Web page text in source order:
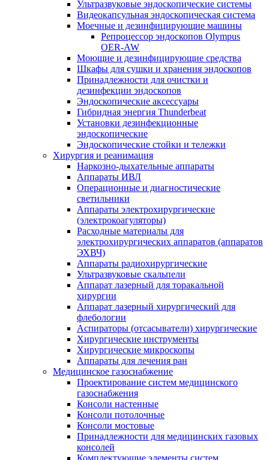
Ультразвуковые эндоскопические системы
Видеокапсульная эндоскопическая система
Моечные и дезинфицирующие машины
Репроцессор эндоскопов Olympus
OER-AW
Моющие и дезинфицирующие средства
Шкафы для сушки и хранения эндоскопов
Принадлежности для очистки и
дезинфекции эндоскопов
Эндоскопические аксессуары
Гибридная энергия Thunderbeat
Установки дезинфекционные
эндоскопические
Эндоскопические стойки и тележки
Хирургия и реанимация
Наркозно-дыхательные аппараты
Аппараты ИВЛ
Операционные и диагностические
светильники
Аппараты электрохирургические
(электрокоагуляторы)
Расходные материалы для
электрохирургических аппаратов (аппаратов
ЭХВЧ)
Аппараты радиохирургические
Ультразвуковые скальпели
Аппарат лазерный для торакальной
хирургии
Аппарат лазерный хирургический для
флебологии
Аспираторы (отсасыватели) хирургические
Хирургические инструменты
Хирургические микроскопы
Аппараты для лечения ран
Медицинское газоснабжение
Проектирование систем медицинского
газоснабжения
Консоли настенные
Консоли потолочные
Консоли мостовые
Принадлежности для медицинских газовых
консолей
Комплектующие элементы систем